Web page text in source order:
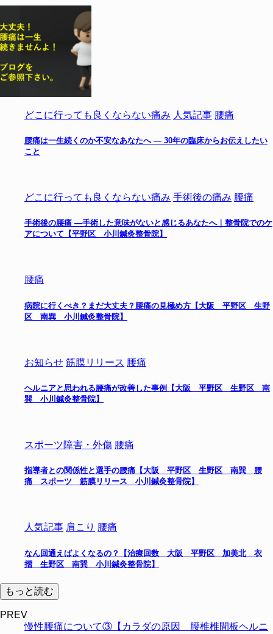
どこに行っても良くならない痛み 人気記事 腰痛
腰痛は一生続くのか不安なあなたへ ― 30年の臨床からお伝えしたい
こと
どこに行っても良くならない痛み 手術後の痛み 腰痛
手術後の腰痛 ―手術した意味がないと感じるあなたへ｜整骨院でのケ
アについて【平野区 小川鍼灸整骨院】
腰痛
病院に行くべき？まだ大丈夫？腰痛の見極め方【大阪 平野区 生野
区 南巽 小川鍼灸整骨院】
お知らせ 筋膜リリース 腰痛
ヘルニアと思われる腰痛が改善した事例【大阪 平野区 生野区 南
巽 小川鍼灸整骨院】
スポーツ障害・外傷 腰痛
指導者との関係性と選手の腰痛【大阪 平野区 生野区 南巽 腰
痛 スポーツ 筋膜リリース 小川鍼灸整骨院】
人気記事 肩こり 腰痛
なん回通えばよくなるの？【治療回数 大阪 平野区 加美北 衣
摺 生野区 南巽 小川鍼灸整骨院】
もっと読む
PREV
慢性腰痛について③【カラダの原因 腰椎椎間板ヘルニ